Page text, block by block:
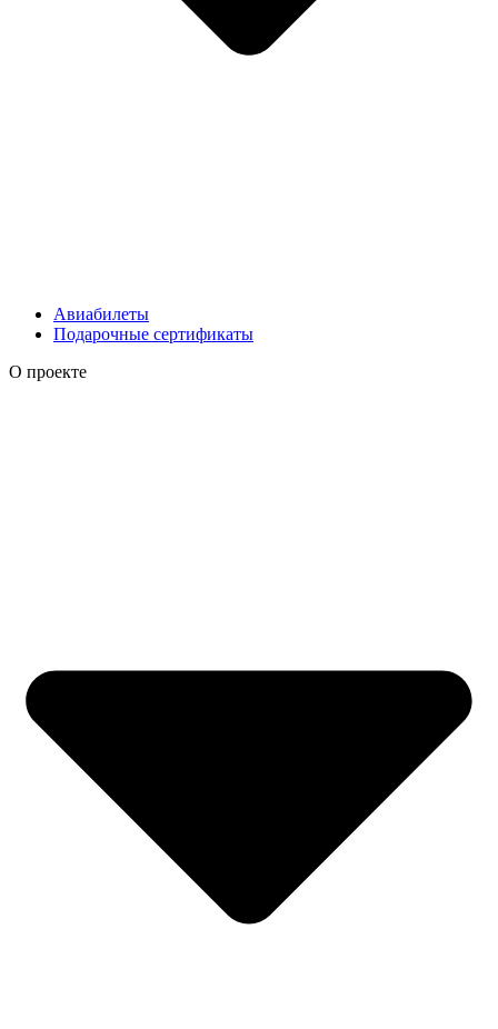
Авиабилеты
Подарочные сертификаты
О проекте